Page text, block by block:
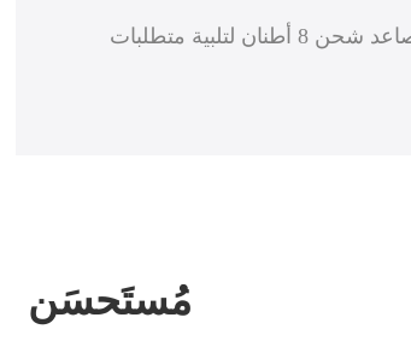
حاليًا ، نجحت شركة Asia Fuji Elevator في تصميم وإنتاج مصاعد شحن 8 أطنان لتلبية متطلبات
مُستَحسَن